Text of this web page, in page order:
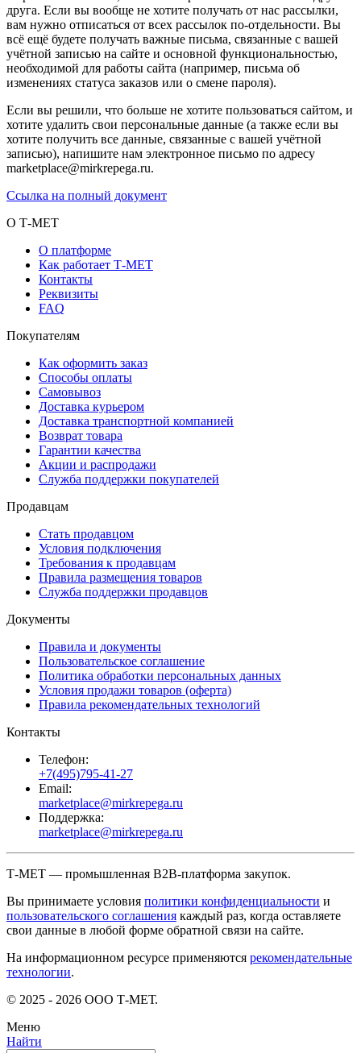
друга. Если вы вообще не хотите получать от нас рассылки,
вам нужно отписаться от всех рассылок по-отдельности. Вы
всё ещё будете получать важные письма, связанные с вашей
учётной записью на сайте и основной функциональностью,
необходимой для работы сайта (например, письма об
изменениях статуса заказов или о смене пароля).
Если вы решили, что больше не хотите пользоваться сайтом, и
хотите удалить свои персональные данные (а также если вы
хотите получить все данные, связанные с вашей учётной
записью), напишите нам электронное письмо по адресу
marketplace@mirkrepega.ru.
Ссылка на полный документ
О Т-МЕТ
О платформе
Как работает Т-МЕТ
Контакты
Реквизиты
FAQ
Покупателям
Как оформить заказ
Способы оплаты
Самовывоз
Доставка курьером
Доставка транспортной компанией
Возврат товара
Гарантии качества
Акции и распродажи
Служба поддержки покупателей
Продавцам
Стать продавцом
Условия подключения
Требования к продавцам
Правила размещения товаров
Служба поддержки продавцов
Документы
Правила и документы
Пользовательское соглашение
Политика обработки персональных данных
Условия продажи товаров (оферта)
Правила рекомендательных технологий
Контакты
Телефон:
+7(495)795-41-27
Email:
marketplace@mirkrepega.ru
Поддержка:
marketplace@mirkrepega.ru
Т-МЕТ — промышленная B2B-платформа закупок.
Вы принимаете условия политики конфиденциальности и
пользовательского соглашения каждый раз, когда оставляете
свои данные в любой форме обратной связи на сайте.
На информационном ресурсе применяются рекомендательные
технологии.
© 2025 - 2026 ООО Т-МЕТ.
Меню
Найти